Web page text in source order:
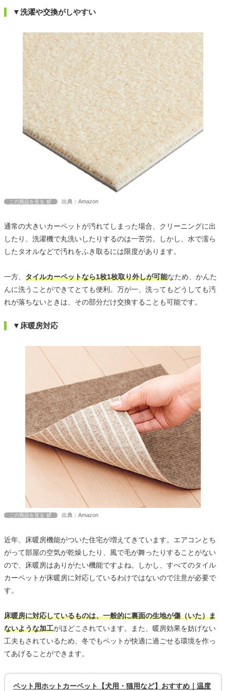
▼洗濯や交換がしやすい
この商品を見る 出典：Amazon
通常の大きいカーペットが汚れてしまった場合、クリーニングに出
したり、洗濯機で丸洗いしたりするのは一苦労。しかし、水で濡ら
したタオルなどで汚れをふき取るには限度があります。
一方、 タイルカーペットなら1枚1枚取り外しが可能なため、かんた
んに洗うことができてとても便利。万が一、洗ってもどうしても汚
れが落ちないときは、その部分だけ交換することも可能です。
▼床暖房対応
この商品を見る 出典：Amazon
近年、床暖房機能がついた住宅が増えてきています。エアコンとち
がって部屋の空気が乾燥したり、風で毛が舞ったりすることがない
ので、床暖房はありがたい機能ですよね。しかし、すべてのタイル
カーペットが床暖房に対応しているわけではないので注意が必要で
す。
床暖房に対応しているものは、一般的に裏面の生地が傷（いた）ま
ないような加工がほどこされています。また、暖房効果を妨げない
工夫もされているため、冬でもペットが快適に過ごせる環境を作っ
てあげることができます。
ペット用ホットカーペット【犬用・猫用など】おすすめ｜温度